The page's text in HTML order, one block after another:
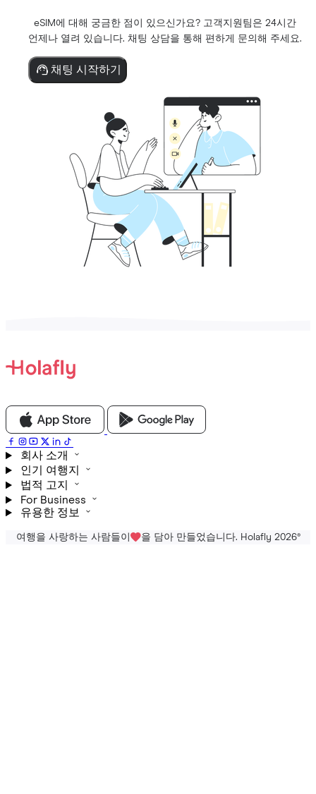
eSIM에 대해 궁금한 점이 있으신가요? 고객지원팀은 24시간
언제나 열려 있습니다. 채팅 상담을 통해 편하게 문의해 주세요.
채팅 시작하기
회사 소개
인기 여행지
법적 고지
For Business
유용한 정보
여행을 사랑하는 사람들이 을 담아 만들었습니다. Holafly 2026®